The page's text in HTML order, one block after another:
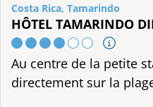
Costa Rica, Tamarindo
HÔTEL TAMARINDO
Au centre de la petite
directement sur la